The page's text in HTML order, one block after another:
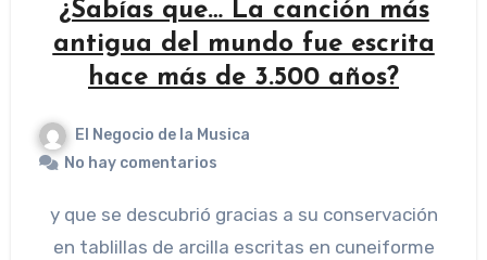
¿Sabías que… La canción más
antigua del mundo fue escrita
hace más de 3.500 años?
El Negocio de la Musica
No hay comentarios
y que se descubrió gracias a su conservación
en tablillas de arcilla escritas en cuneiforme